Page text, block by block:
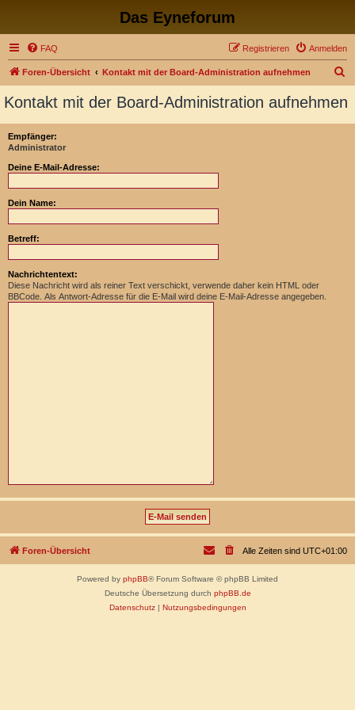
Das Eyneforum
FAQ Anmelden
Registrieren
Foren-Übersicht Kontakt mit der Board-Administration aufnehmen
c
Kontakt mit der Board-Administration aufnehmen
Empfänger:
Administrator
Deine E-Mail-Adresse:
Dein Name:
Betreff:
Nachrichtentext:
Diese Nachricht wird als reiner Text verschickt, verwende daher kein HTML oder
BBCode. Als Antwort-Adresse für die E-Mail wird deine E-Mail-Adresse angegeben.
Foren-Übersicht Alle Zeiten sind UTC+01:00
Powered by phpBB® Forum Software © phpBB Limited
Deutsche Übersetzung durch phpBB.de
Datenschutz| Nutzungsbedingungen